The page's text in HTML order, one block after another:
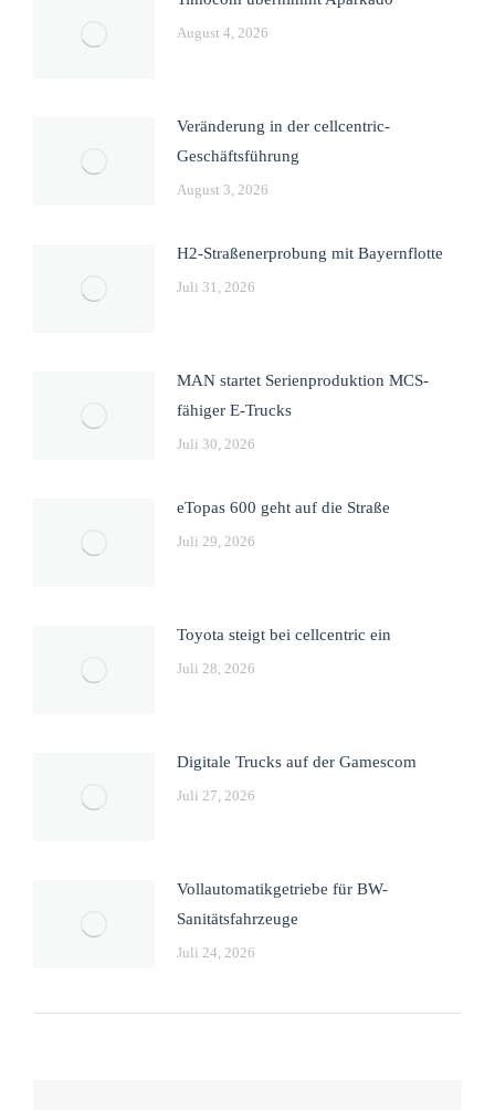
August 4, 2026
Veränderung in der cellcentric-
Geschäftsführung
August 3, 2026
H2-Straßenerprobung mit Bayernflotte
Juli 31, 2026
MAN startet Serienproduktion MCS-
fähiger E-Trucks
Juli 30, 2026
eTopas 600 geht auf die Straße
Juli 29, 2026
Toyota steigt bei cellcentric ein
Juli 28, 2026
Digitale Trucks auf der Gamescom
Juli 27, 2026
Vollautomatikgetriebe für BW-
Sanitätsfahrzeuge
Juli 24, 2026